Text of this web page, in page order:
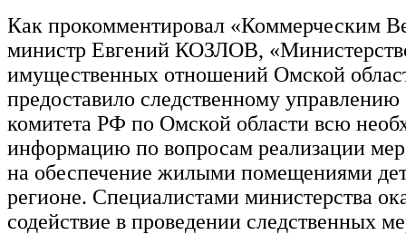
Как прокомментировал «Коммерческим
министр Евгений КОЗЛОВ,
имущественных отношений Омской
предоставило следственному управлению
комитета РФ по Омской области всю
информацию по вопросам реализации
на обеспечение жилыми помещениями
регионе. Специалистами министерства
содействие в проведении следственных